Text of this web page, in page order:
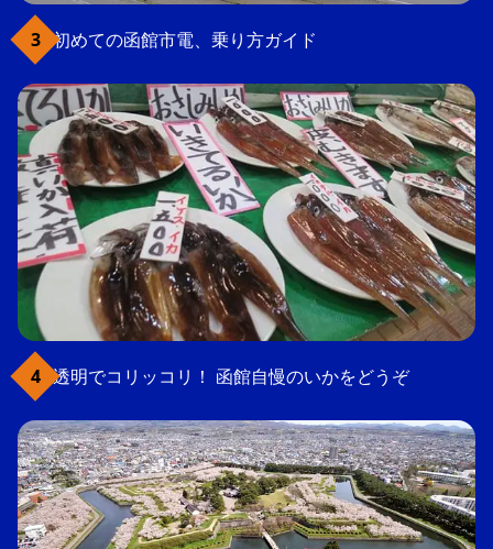
初めての函館市電、乗り方ガイド
透明でコリッコリ！ 函館自慢のいかをどうぞ